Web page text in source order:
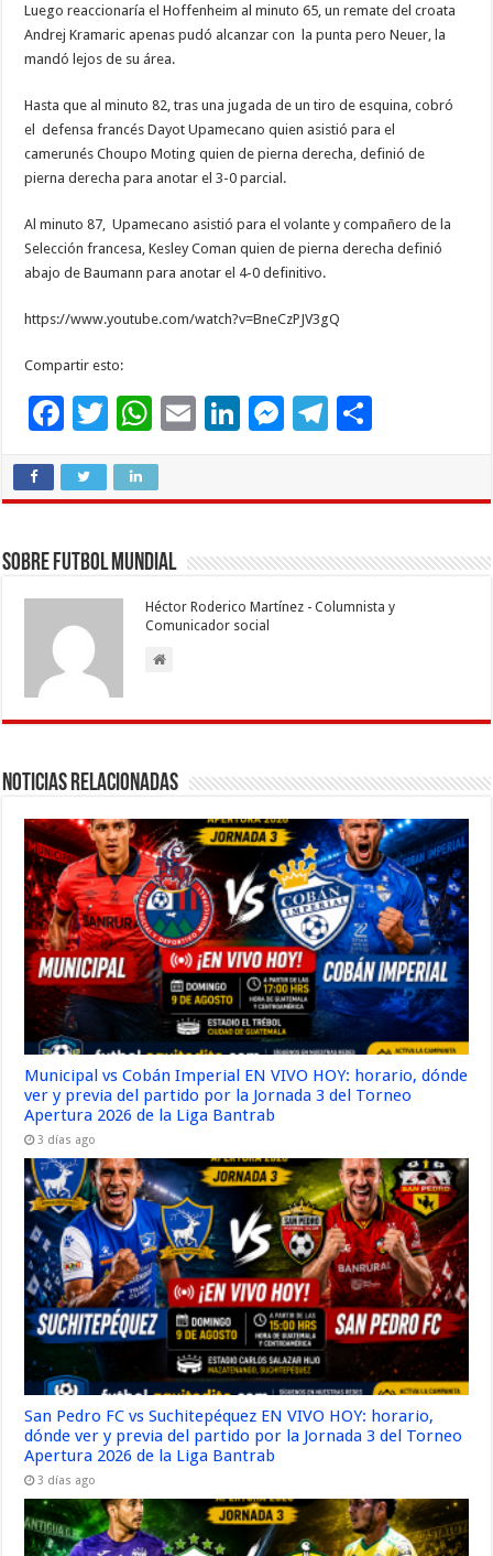
Luego reaccionaría el Hoffenheim al minuto 65, un remate del croata
Andrej Kramaric apenas pudó alcanzar con la punta pero Neuer, la
mandó lejos de su área.
Hasta que al minuto 82, tras una jugada de un tiro de esquina, cobró
el defensa francés Dayot Upamecano quien asistió para el
camerunés Choupo Moting quien de pierna derecha, definió de
pierna derecha para anotar el 3-0 parcial.
Al minuto 87, Upamecano asistió para el volante y compañero de la
Selección francesa, Kesley Coman quien de pierna derecha definió
abajo de Baumann para anotar el 4-0 definitivo.
https://www.youtube.com/watch?v=BneCzPJV3gQ
Compartir esto:
F
e
o
o
k
T
tt
W
at
p
E
Li
dI
M
g
T
a
ar
r
Sobre Futbol Mundial
Héctor Roderico Martínez - Columnista y
Comunicador social
Noticias Relacionadas
Municipal vs Cobán Imperial EN VIVO HOY: horario, dónde
ver y previa del partido por la Jornada 3 del Torneo
Apertura 2026 de la Liga Bantrab
3 días ago
San Pedro FC vs Suchitepéquez EN VIVO HOY: horario,
dónde ver y previa del partido por la Jornada 3 del Torneo
Apertura 2026 de la Liga Bantrab
3 días ago